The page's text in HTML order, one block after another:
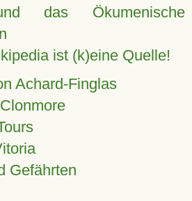
das Ökumenische
ist (k)eine Quelle!
Achard-Finglas
Gefährten